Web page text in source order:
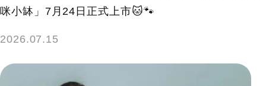
咪小缽」7月24日正式上市🐱🐾
2026.07.15